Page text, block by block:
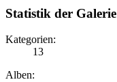
Statistik der Galerie
Kategorien:
13
Alben: